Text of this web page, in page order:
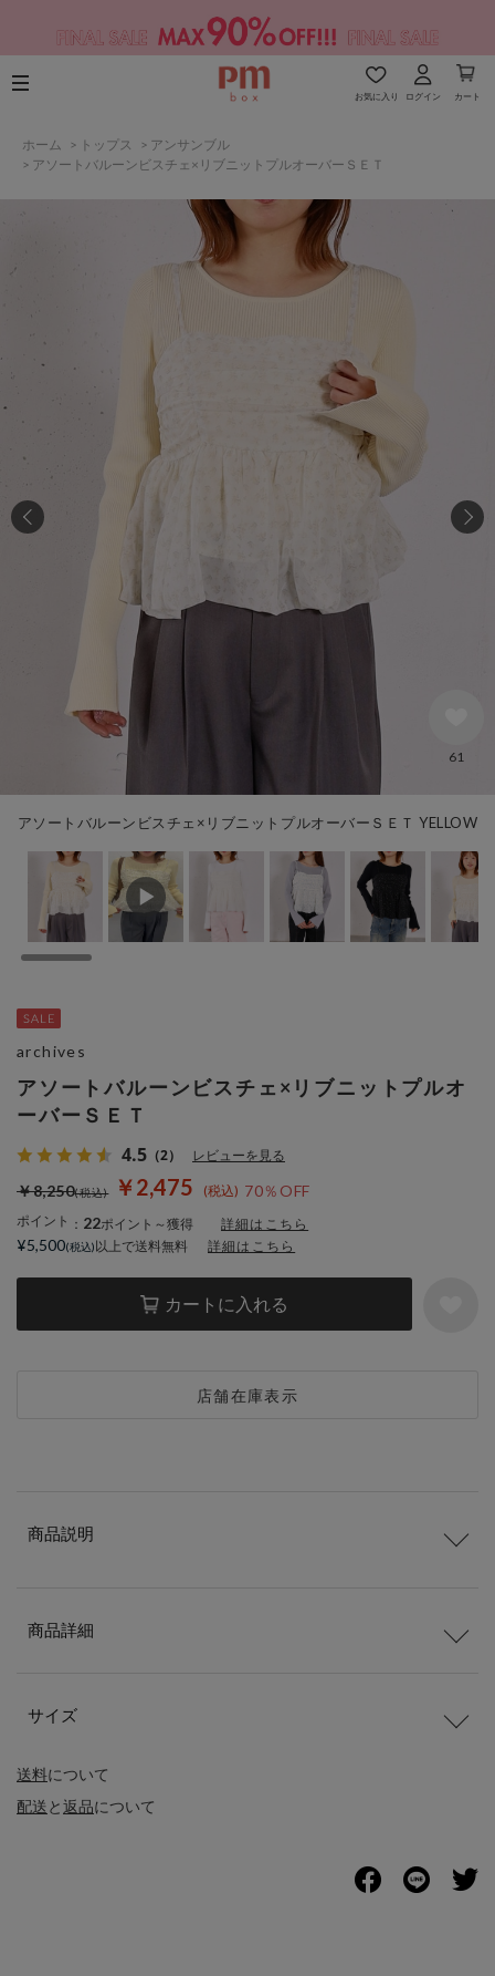
お気に入り ログイン カート
ホーム > トップス > アンサンブル
> アソートバルーンビスチェ×リブニットプルオーバーＳＥＴ
アソートバルーンビスチェ×リブニットプルオーバーＳＥＴ YELLOW
61
アソートバルーンビスチェ×リブニットプルオ
ーバーＳＥＴ
4.5 （2） レビューを見る
￥2,475 70％OFF
￥8,250
ポイント ： 22ポイント～獲得 詳細はこちら
カートに入れる
店舗在庫表示
archives
¥5,500 以上で送料無料 詳細はこちら
送料について
配送と返品について
商品説明
商品詳細
サイズ